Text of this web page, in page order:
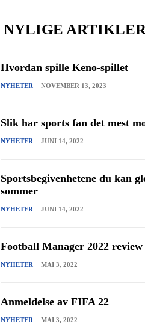
NYLIGE ARTIKLER
Hvordan spille Keno-spillet
NYHETER NOVEMBER 13, 2023
Slik har sports fan det mest
NYHETER JUNI 14, 2022
Sportsbegivenhetene du kan
sommer
NYHETER JUNI 14, 2022
Football Manager 2022 review
NYHETER MAI 3, 2022
Anmeldelse av FIFA 22
NYHETER MAI 3, 2022